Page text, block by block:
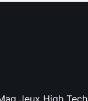
Jeux High Tech